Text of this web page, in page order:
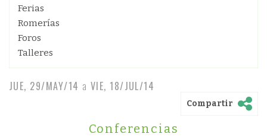
Ferias
Romerías
Foros
Talleres
JUE, 29/MAY/14 a VIE, 18/JUL/14
Compartir
Conferencias